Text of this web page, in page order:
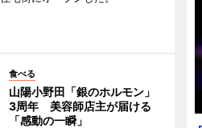
食べる
山陽小野田「銀のホルモン」
3周年 美容師店主が届ける
「感動の一瞬」